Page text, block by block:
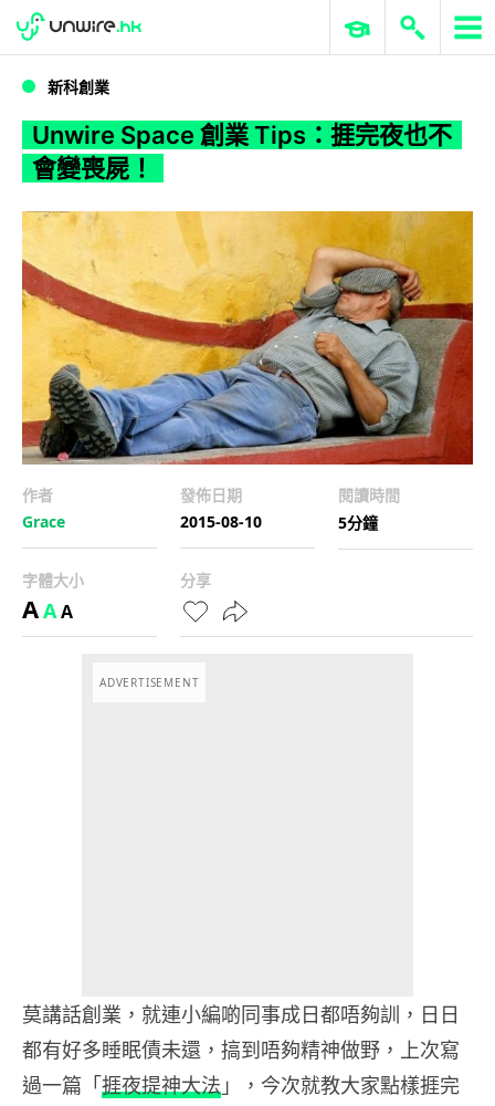
WWDC 2026 ERP 與商業 AI
新科創業
Unwire Space 創業 Tips：捱完夜也不
會變喪屍！
作者
Grace
發佈日期
2015-08-10
閱讀時間
5分鐘
字體大小
AAA
分享
ADVERTISEMENT
莫講話創業，就連小編啲同事成日都唔夠訓，日日
都有好多睡眠債未還，搞到唔夠精神做野，上次寫
過一篇「捱夜提神大法 」，今次就教大家點樣捱完